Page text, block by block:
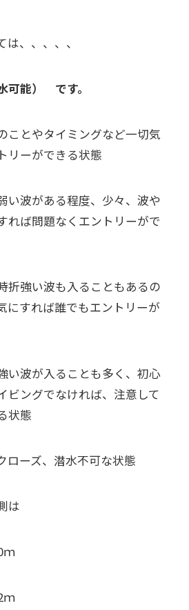
、、、、、
能） です。
とやタイミングなど一切気
リーができる状態
波がある程度、少々、波や
れば問題なくエントリーがで
強い波も入ることもあるの
にすれば誰でもエントリーが
波が入ることも多く、初心
ビングでなければ、注意して
状態
ーズ、潜水不可な状態
は
ｍ
ｍ